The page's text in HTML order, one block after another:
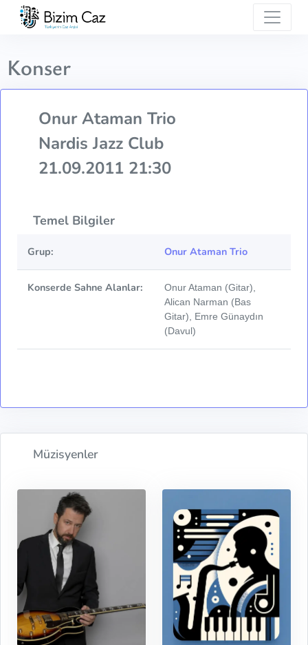
Konser
Onur Ataman Trio
Nardis Jazz Club
21.09.2011 21:30
Temel Bilgiler
Grup: Onur Ataman Trio
Konserde Sahne Alanlar:
Onur Ataman (Gitar),
Alican Narman (Bas
Gitar), Emre Günaydın
(Davul)
Müzisyenler